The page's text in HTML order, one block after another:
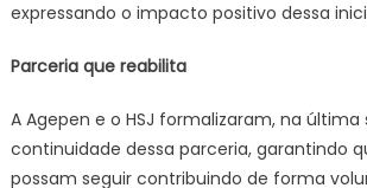
expressando o impacto positivo dessa
Parceria que reabilita
A Agepen e o HSJ formalizaram, na última
continuidade dessa parceria, garantindo
possam seguir contribuindo de forma